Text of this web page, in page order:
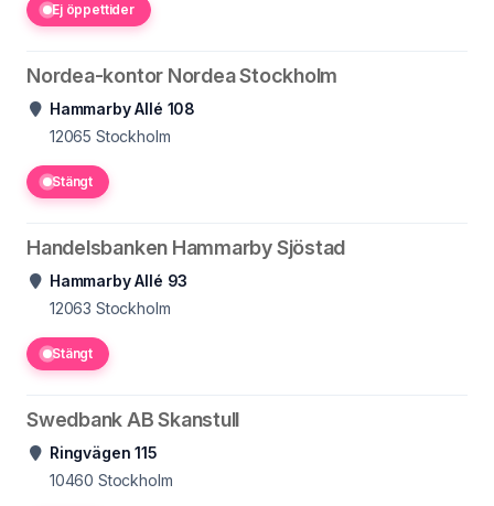
Ej öppettider
Nordea-kontor Nordea Stockholm
Hammarby Allé 108
12065 Stockholm
Stängt
Handelsbanken Hammarby Sjöstad
Hammarby Allé 93
12063 Stockholm
Stängt
Swedbank AB Skanstull
Ringvägen 115
10460 Stockholm